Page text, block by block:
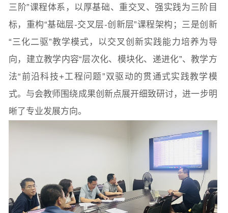
三阶”课程体系，以厚基础、重交叉、强实践为三阶目
标，重构“基础层-交叉层-创新层”课程架构；三是创新
“三化二驱”教学模式，以交叉创新实践能力培养为导
向，建立教学内容“层次化、模块化、递进化”、教学方
法“前沿科技+工程问题”双驱动的贯通式实践教学模
式。与会教师围绕成果创新点展开细致研讨，进一步明
晰了专业发展方向。